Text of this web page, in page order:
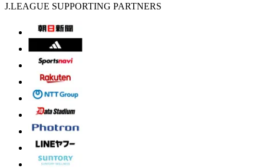
J.LEAGUE SUPPORTING PARTNERS